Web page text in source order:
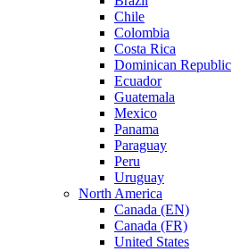
Chile
Colombia
Costa Rica
Dominican Republic
Ecuador
Guatemala
Mexico
Panama
Paraguay
Peru
Uruguay
North America
Canada (EN)
Canada (FR)
United States